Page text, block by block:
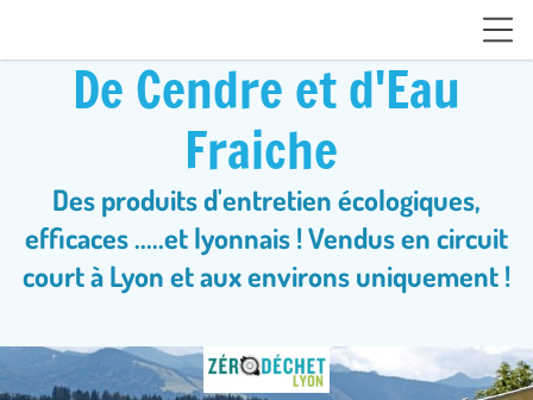
De Cendre et d'Eau
Fraiche
Des produits d'entretien écologiques,
efficaces .....et lyonnais ! Vendus en circuit
court à Lyon et aux environs uniquement !